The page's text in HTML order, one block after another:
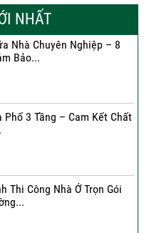
NHẤT
Nhà Chuyên Nghiệp – 8
Bảo...
Phố 3 Tầng – Cam Kết Chất
Thi Công Nhà Ở Trọn Gói